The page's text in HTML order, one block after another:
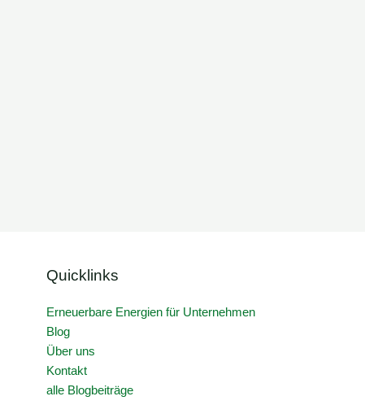
Quicklinks
Erneuerbare Energien für Unternehmen
Blog
Über uns
Kontakt
alle Blogbeiträge